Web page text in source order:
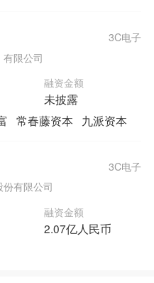
限公司
融资金额
未披露
3C电子
常春藤资本 九派资本
有限公司
融资金额
2.07亿人民币
3C电子